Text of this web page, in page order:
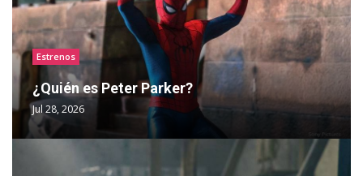
Estrenos
¿Quién es Peter Parker?
Jul 28, 2026